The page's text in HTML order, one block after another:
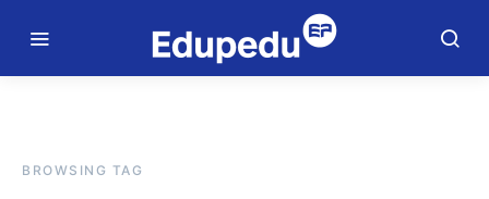
BROWSING TAG